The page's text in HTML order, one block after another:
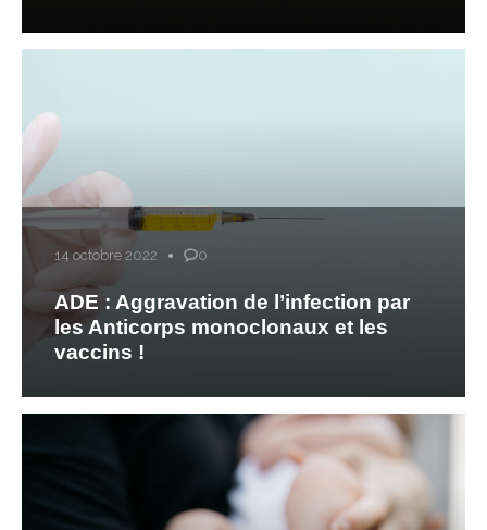
14 octobre 2022 0
ADE : Aggravation de l’infection par
les Anticorps monoclonaux et les
vaccins !